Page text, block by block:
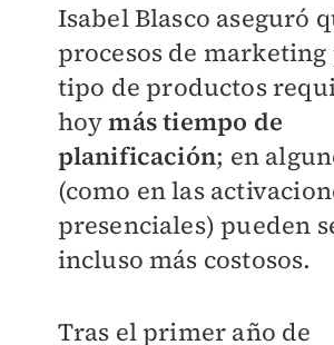
Isabel Blasco aseguró
procesos de marketing
tipo de productos
hoymás tiempo de
planificación; en
(como en las
presenciales) pueden
incluso más costosos.
Tras el primer año de